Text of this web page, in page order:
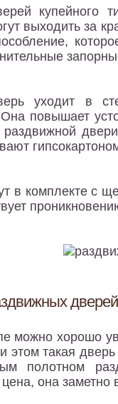
купейного
выходить за
уходит в
повышает
в комплекте с
дверей
можно хорошо
этом такая
полотном
цена, она